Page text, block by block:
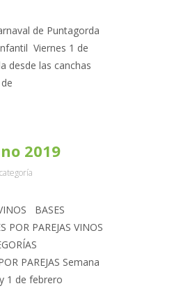
de Puntagorda
Viernes 1 de
desde las canchas
2019
BASES
POR PAREJAS VINOS
PAREJAS Semana
1 de febrero